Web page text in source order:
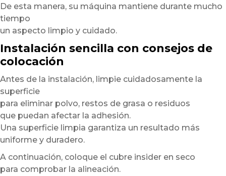
De esta manera, su máquina mantiene durante mucho
tiempo
un aspecto limpio y cuidado.
Instalación sencilla con consejos de
colocación
Antes de la instalación, limpie cuidadosamente la
superficie
para eliminar polvo, restos de grasa o residuos
que puedan afectar la adhesión.
Una superficie limpia garantiza un resultado más
uniforme y duradero.
A continuación, coloque el cubre insider en seco
para comprobar la alineación.